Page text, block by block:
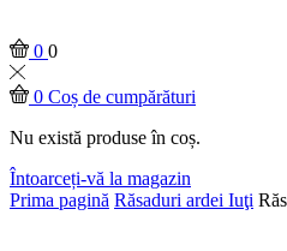
0 0
0 Coș de cumpărături
Nu există produse în coș.
Întoarceți-vă la magazin
Prima pagină Răsaduri ardei Iuţi